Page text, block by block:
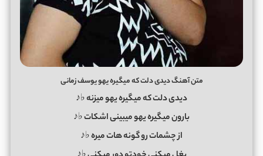
متن آهنگ دیدی دلت که میگیره یهو یوسف زمانی
دیدی دلت که میگیره یهو میزنه ♭♪
بارون میگیره یهو میبینی اشکات ♭♪
از چشمات رو گونه هات میره ♭♪